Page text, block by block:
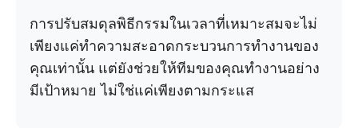
การปรับสมดุลพิธีกรรมในเวลาที่เหมาะสมจะไม่
เพียงแค่ทำความสะอาดกระบวนการทำงานของ
คุณเท่านั้น แต่ยังช่วยให้ทีมของคุณทำงานอย่าง
มีเป้าหมาย ไม่ใช่แค่เพียงตามกระแส